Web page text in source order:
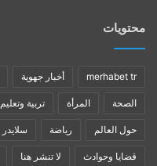
محتويات
merhabet tr أخبار جهوية
الصحة المرأة تربية وتعليم
حول العالم رياضة سلايدر
قضايا وحوادث لا تنشر هنا